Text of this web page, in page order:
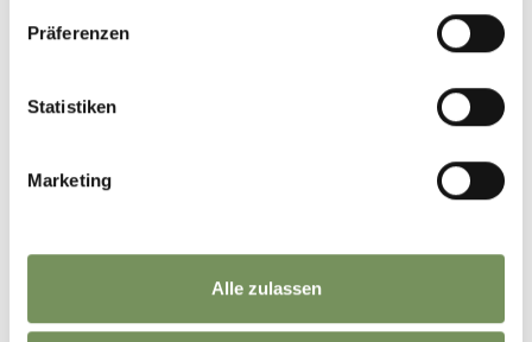
Präferenzen
Statistiken
Marketing
Alle zulassen